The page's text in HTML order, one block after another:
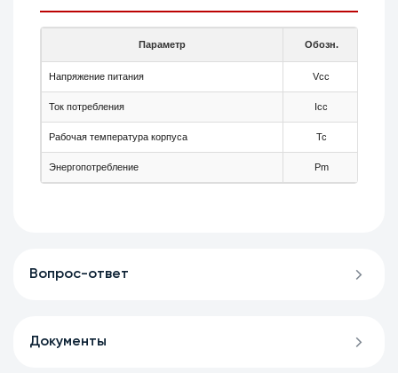
Параметр Обозн.
Напряжение питания Vcc
Ток потребления Icc
Рабочая температура корпуса Tc
Энергопотребление Pm
Вопрос-ответ
Документы